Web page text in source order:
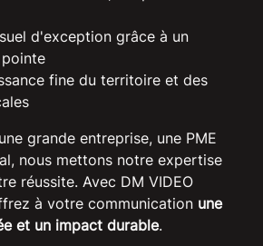
d'exception grâce à un
fine du territoire et des
grande entreprise, une PME
nous mettons notre expertise
réussite. Avec DM VIDEO
à votre communication une
et un impact durable.